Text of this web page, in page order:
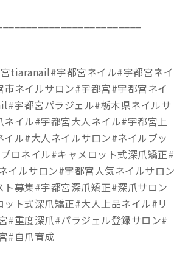
tiaranail#宇都宮ネイル#宇都宮ネイ
市ネイルサロン#宇都宮#宇都宮ネイ
宇都宮パラジェル#栃木県ネイルサ
ネイル#宇都宮大人ネイル#宇都宮上
ル#大人ネイルサロン#ネイルブッ
ロネイル#キャメロット式深爪矯正#
イルサロン#宇都宮人気ネイルサロン
ト募集#宇都宮深爪矯正#深爪サロン
ト式深爪矯正#大人上品ネイル#リ
#重度深爪#パラジェル登録サロン#
#自爪育成